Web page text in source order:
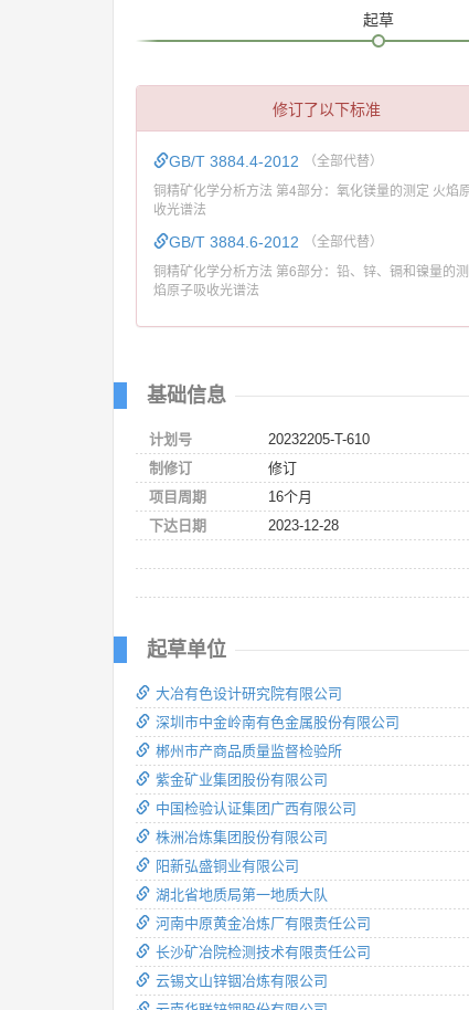
起草
修订了以下标准
GB/T 3884.4-2012 （全部代替）
铜精矿化学分析方法 第4部分：氧化镁量的测定 火焰
收光谱法
GB/T 3884.6-2012 （全部代替）
铜精矿化学分析方法 第6部分：铅、锌、镉和镍量的
焰原子吸收光谱法
基础信息
计划号
20232205-T-610
制修订
修订
项目周期
16个月
下达日期
2023-12-28
起草单位
大冶有色设计研究院有限公司
深圳市中金岭南有色金属股份有限公司
郴州市产商品质量监督检验所
紫金矿业集团股份有限公司
中国检验认证集团广西有限公司
株洲冶炼集团股份有限公司
阳新弘盛铜业有限公司
湖北省地质局第一地质大队
河南中原黄金冶炼厂有限责任公司
长沙矿冶院检测技术有限责任公司
云锡文山锌铟冶炼有限公司